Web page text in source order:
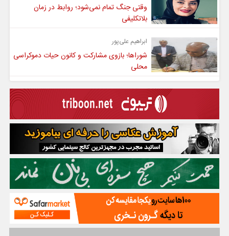
وقتی جنگ تمام نمی‌شود؛ روابط در زمان
بلاتکلیفی
ابراهیم علی‌پور
شوراها؛ بازوی مشارکت و کانون حیات دموکراسی
محلی